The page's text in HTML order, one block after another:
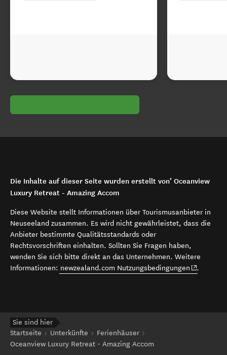
Die Inhalte auf dieser Seite wurden erstellt von’ Oceanview
Luxury Retreat - Amazing Accom
Diese Website stellt Informationen über Tourismusanbieter in
Neuseeland zusammen. Es wird nicht gewährleistet, dass die
Anbieter bestimmte Qualitätsstandards oder
Rechtsvorschriften einhalten. Sollten Sie Fragen haben,
wenden Sie sich bitte direkt an das Unternehmen. Weitere
Informationen: newzealand.com Nutzungsbedingungen (opens in
.
Sie sind hier
Startseite
Unterkünfte
Ferienhäuser
Oceanview Luxury Retreat - Amazing Accom